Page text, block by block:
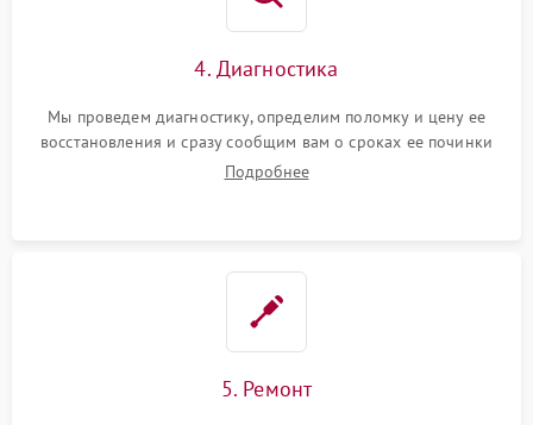
4. Диагностика
Мы проведем диагностику, определим поломку и цену ее
восстановления и сразу сообщим вам о сроках ее починки
Подробнее
5. Ремонт